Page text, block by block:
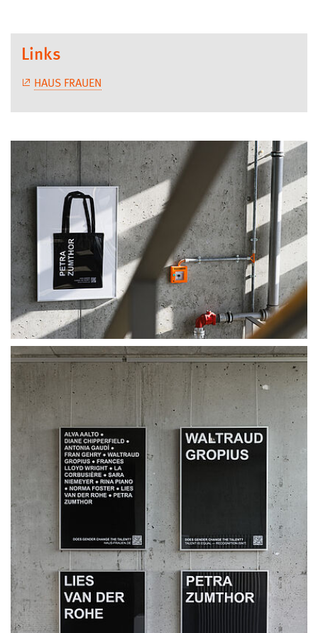
Links
HAUS FRAUEN